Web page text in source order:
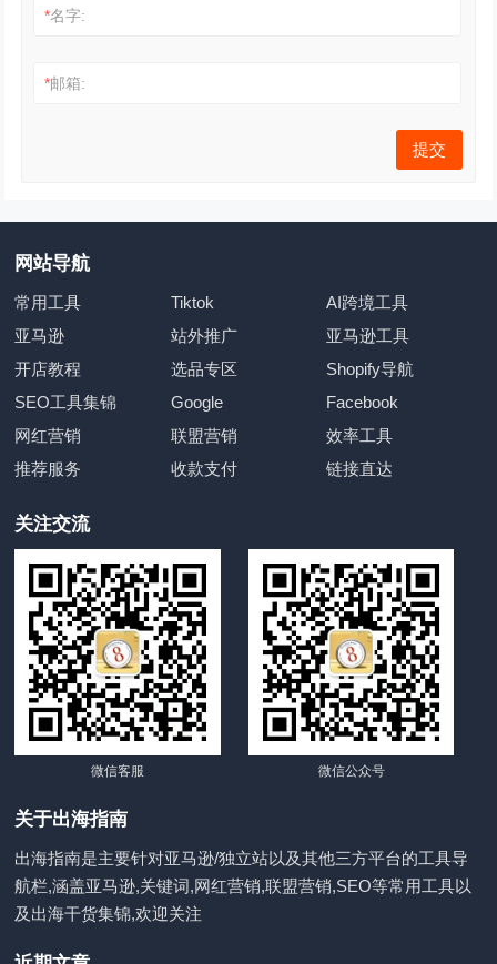
*名字:
*邮箱:
网站导航
常用工具 Tiktok
AI跨境工具
亚马逊
站外推广
亚马逊工具
开店教程
选品专区
Shopify导航
SEO工具集锦
Google
Facebook
网红营销
联盟营销
效率工具
推荐服务
收款支付 链接直达
关注交流
微信客服 微信公众号
关于出海指南
出海指南是主要针对亚马逊/独立站以及其他三方平台的工具导
航栏,涵盖亚马逊,关键词,网红营销,联盟营销,SEO等常用工具以
及出海干货集锦,欢迎关注